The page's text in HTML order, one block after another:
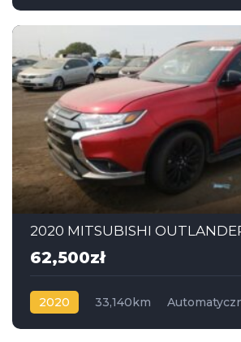
2020 MITSUBISHI
62,500zł
2020 33,140km